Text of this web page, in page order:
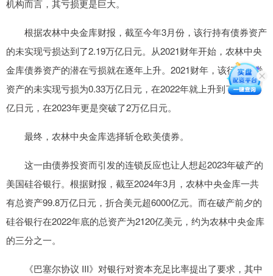
机构而言，其亏损更是巨大。
根据农林中央金库财报，截至今年3月份，该行持有债券资产
的未实现亏损达到了2.19万亿日元。从2021财年开始，农林中央
金库债券资产的潜在亏损就在逐年上升。2021财年，该行的债券
资产的未实现亏损为0.33万亿日元，在2022年就上升到了1.73万
亿日元，在2023年更是突破了2万亿日元。
最终，农林中央金库选择斩仓欧美债券。
这一由债券投资而引发的连锁反应也让人想起2023年破产的
美国硅谷银行。根据财报，截至2024年3月，农林中央金库一共
有总资产99.8万亿日元，折合美元超6000亿元。而在破产前夕的
硅谷银行在2022年底的总资产为2120亿美元，约为农林中央金库
的三分之一。
《巴塞尔协议 III》对银行对资本充足比率提出了要求，其中